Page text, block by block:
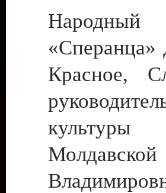
Народный
«Сперанца»
Красное,